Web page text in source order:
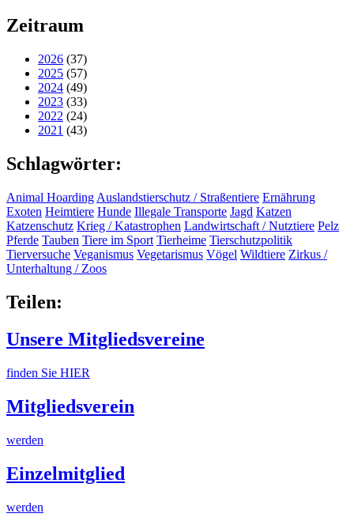
Zeitraum
2026 (37)
2025 (57)
2024 (49)
2023 (33)
2022 (24)
2021 (43)
Schlagwörter:
Animal Hoarding Auslandstierschutz / Straßentiere Ernährung
Exoten Heimtiere Hunde Illegale Transporte Jagd Katzen
Katzenschutz Krieg / Katastrophen Landwirtschaft / Nutztiere Pelz
Pferde Tauben Tiere im Sport Tierheime Tierschutzpolitik
Tierversuche Veganismus Vegetarismus Vögel Wildtiere Zirkus /
Unterhaltung / Zoos
Teilen:
Unsere Mitgliedsvereine
finden Sie HIER
Mitgliedsverein
werden
Einzelmitglied
werden